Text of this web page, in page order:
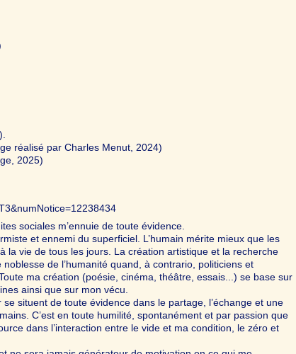
réalisé par Charles Menut, 2024)
2025)
sociales m’ennuie de toute évidence.
et ennemi du superficiel. L’humain mérite mieux que les
la vie de tous les jours. La création artistique et la recherche
de l’humanité quand, à contrario, politiciens et
ma création (poésie, cinéma, théâtre, essais...) se base sur
ainsi que sur mon vécu.
situent de toute évidence dans le partage, l’échange et une
C’est en toute humilité, spontanément et par passion que
dans l’interaction entre le vide et ma condition, le zéro et